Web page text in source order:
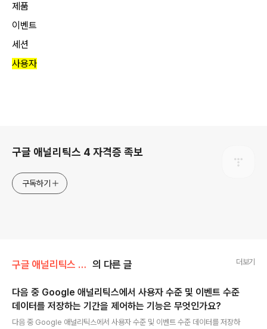
제품
이벤트
세션
사용자
구글 애널리틱스 4 자격증 족보
구독하기
구글 애널리틱스 자격증 족보 의 다른 글 더보기
다음 중 Google 애널리틱스에서 사용자 수준 및 이벤트 수준
데이터를 저장하는 기간을 제어하는 기능은 무엇인가요?
다음 중 Google 애널리틱스에서 사용자 수준 및 이벤트 수준 데이터를 저장하